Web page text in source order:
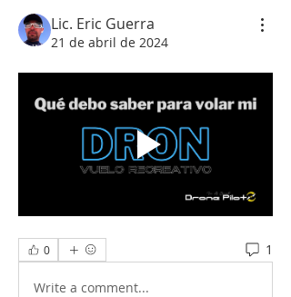
Lic. Eric Guerra
21 de abril de 2024
0 1
Write a comment...